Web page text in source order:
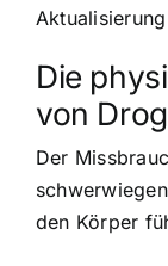
Die
von
Der
den Körper